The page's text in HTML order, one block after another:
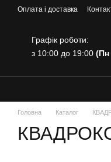
Перейти до основного
Оплата і доставка
Графік роботи:
з 10:00 до 19:00 (Пн
Головна Каталог